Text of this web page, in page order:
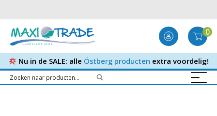
0
Nu in de SALE: alle Östberg producten extra voordelig!